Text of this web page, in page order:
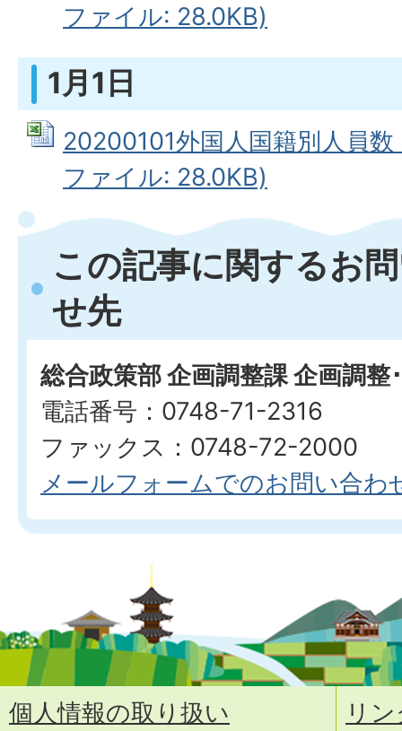
ファイル: 28.0KB)
1月1日
20200101外国人国籍別人員
ファイル: 28.0KB)
この記事に関するお
せ先
総合政策部 企画調整課 企画調整
電話番号：0748-71-2316
ファックス：0748-72-2000
メールフォームでのお問い合わ
個人情報の取り扱い
リ